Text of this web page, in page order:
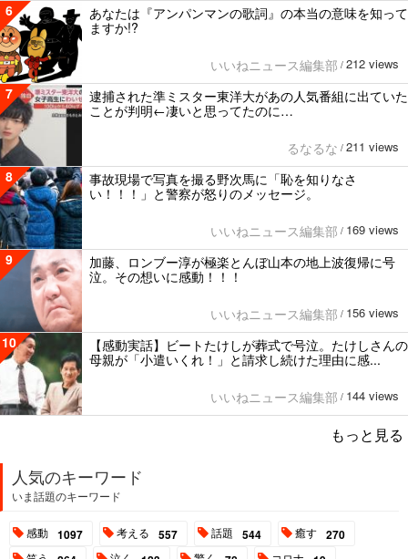
6
あなたは『アンパンマンの歌詞』の本当の意味を知って
ますか!?
いいねニュース編集部 / 212 views
7
逮捕された準ミスター東洋大があの人気番組に出ていた
ことが判明←凄いと思ってたのに…
るなるな / 211 views
8
事故現場で写真を撮る野次馬に「恥を知りなさ
い！！！」と警察が怒りのメッセージ。
いいねニュース編集部 / 169 views
9
加藤、ロンブー淳が極楽とんぼ山本の地上波復帰に号
泣。その想いに感動！！！
いいねニュース編集部 / 156 views
10
【感動実話】ビートたけしが葬式で号泣。たけしさんの
母親が「小遣いくれ！」と請求し続けた理由に感...
いいねニュース編集部 / 144 views
もっと見る
人気のキーワード
いま話題のキーワード
感動 1097 考える 557 話題 544 癒す 270